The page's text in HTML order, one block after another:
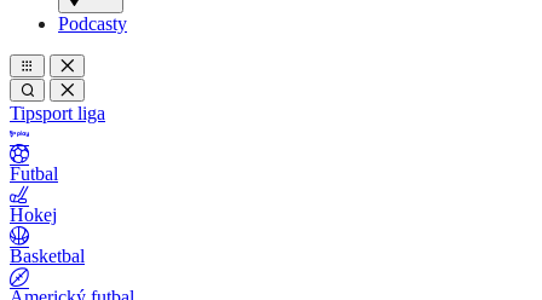
Podcasty
Tipsport liga
Futbal
Hokej
Basketbal